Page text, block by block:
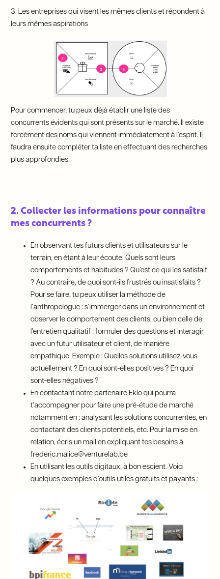
3. Les entreprises qui visent les mêmes clients et répondent à
leurs mêmes aspirations
Pour commencer, tu peux déjà établir une liste des
concurrents évidents qui sont présents sur le marché. Il existe
forcément des noms qui viennent immédiatement à l’esprit. Il
faudra ensuite compléter ta liste en effectuant des recherches
plus approfondies.
2. Collecter les informations pour connaître
mes concurrents ?
En observant tes futurs clients et utilisateurs sur le
terrain, en étant à leur écoute. Quels sont leurs
comportements et habitudes ? Qu’est ce qui les satisfait
? Au contraire, de quoi sont-ils frustrés ou insatisfaits ?
Pour se faire, tu peux utiliser la méthode de
l’anthropologue : s’immerger dans un environnement et
observer le comportement des clients, ou bien celle de
l’entretien qualitatif : formuler des questions et interagir
avec un futur utilisateur et client, de manière
empathique. Exemple : Quelles solutions utilisez-vous
actuellement ? En quoi sont-elles positives ? En quoi
sont-elles négatives ?
En contactant notre partenaire Eklo qui pourra
t’accompagner pour faire une pré-étude de marché
notamment en : analysant les solutions concurrentes, en
contactant des clients potentiels, etc. Pour la mise en
relation, écris un mail en expliquant tes besoins à
frederic.malice@venturelab.be
En utilisant les outils digitaux, à bon escient. Voici
quelques exemples d’outils utiles gratuits et payants :